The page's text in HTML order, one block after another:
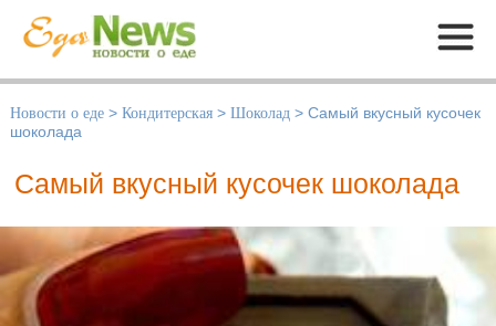
Меню
Новости о еде > Кондитерская > Шоколад > Самый вкусный кусочек
шоколада
Самый вкусный кусочек шоколада